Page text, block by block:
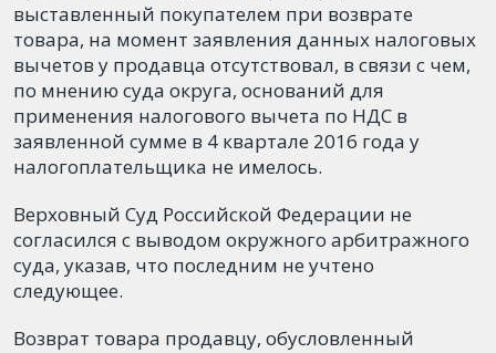
выставленный покупателем при возврате
товара, на момент заявления данных налоговых
вычетов у продавца отсутствовал, в связи с чем,
по мнению суда округа, оснований для
применения налогового вычета по НДС в
заявленной сумме в 4 квартале 2016 года у
налогоплательщика не имелось.
Верховный Суд Российской Федерации не
согласился с выводом окружного арбитражного
суда, указав, что последним не учтено
следующее.
Возврат товара продавцу, обусловленный